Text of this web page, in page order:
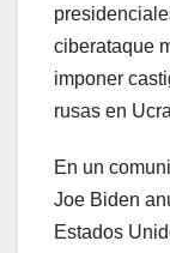
ciberataque
imponer
rusas en
En un
Joe Biden
Estados